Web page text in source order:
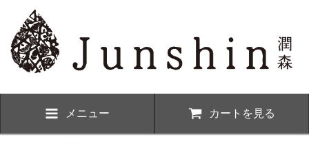
メニュー カートを見る